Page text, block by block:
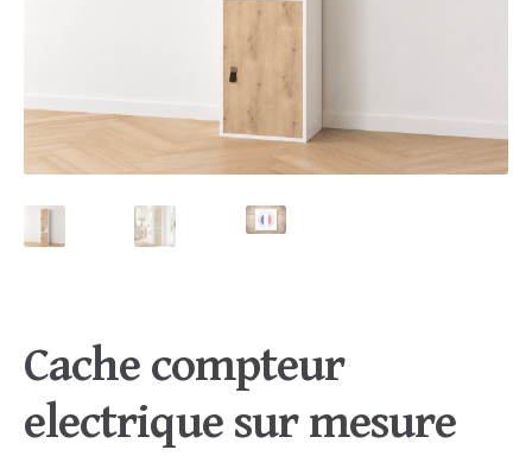
Cache compteur
electrique sur mesure